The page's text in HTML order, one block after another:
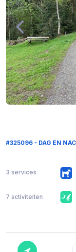
#325096 - DAG EN
3 services
7 activiteiten